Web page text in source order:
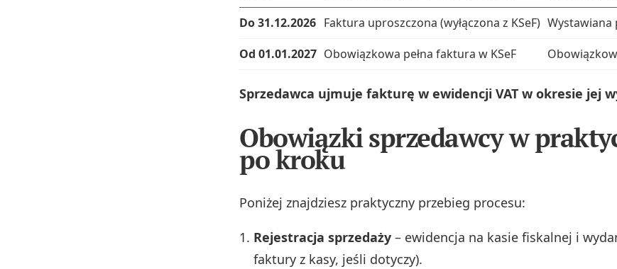
Do 31.12.2026 Faktura uproszczona (wyłączona z KSeF) Wystawiana
Od 01.01.2027 Obowiązkowa pełna faktura w KSeF
Sprzedawca ujmuje fakturę w ewidencji VAT w okresie jej
Obowiązki sprzedawcy w
po kroku
Poniżej znajdziesz praktyczny przebieg procesu:
Rejestracja sprzedaży – ewidencja na kasie fiskalnej i
faktury z kasy, jeśli dotyczy).